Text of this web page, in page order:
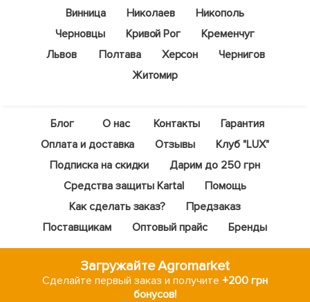
Винница
Николаев
Никополь
Черновцы
Кривой Рог
Кременчуг
Львов
Полтава Херсон
Чернигов
Житомир
Блог О нас Контакты
Гарантия
Оплата и доставка
Отзывы
Клуб "LUX"
Подписка на скидки
Дарим до 250 грн
Средства защиты Kartal
Помощь
Как сделать заказ?
Предзаказ
Поставщикам
Оптовый прайс Бренды
Загружайте Agromarket
Сделайте первый заказ и получите +200 грн
бонусов!